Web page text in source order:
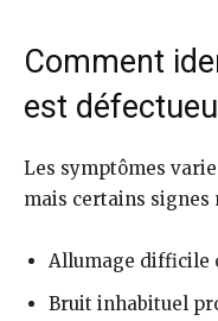
Comment
est
Les symptômes
mais certains signes
Allumage difficile
Bruit inhabituel